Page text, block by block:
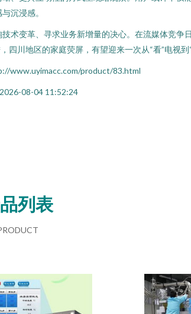
沉浸感。
变革、寻求业务新增量的决心。在流媒体竞争
川地区的家庭荧屏，有望迎来一次从“看”电视到
www.uyimacc.com/product/83.html
08-04 11:52:24
列表